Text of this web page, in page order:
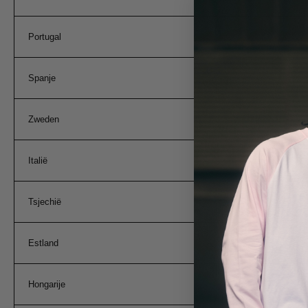
Portugal
Spanje
Zweden
Italië
Tsjechië
Estland
Hongarije